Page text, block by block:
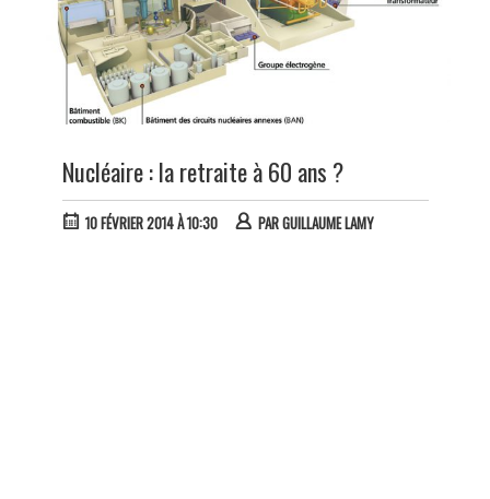
Nucléaire : la retraite à 60 ans ?
10 FÉVRIER 2014 À 10:30 PARGUILLAUME LAMY